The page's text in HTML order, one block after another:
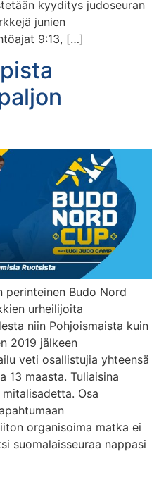
kyyditys judoseuran
junien
9:13, […]
perinteinen Budo Nord
urheilijoita
niin Pohjoismaista kuin
2019 jälkeen
veti osallistujia yhteensä
13 maasta. Tuliaisina
Osa
organisoima matka ei
suomalaisseuraa nappasi